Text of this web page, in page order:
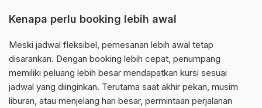
Kenapa perlu booking lebih awal
Meski jadwal fleksibel, pemesanan lebih awal tetap
disarankan. Dengan booking lebih cepat, penumpang
memiliki peluang lebih besar mendapatkan kursi sesuai
jadwal yang diinginkan. Terutama saat akhir pekan, musim
liburan, atau menjelang hari besar, permintaan perjalanan